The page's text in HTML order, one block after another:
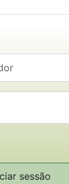
sessão